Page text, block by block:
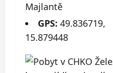
Majlantě
GPS: 49.836719,
15.879448